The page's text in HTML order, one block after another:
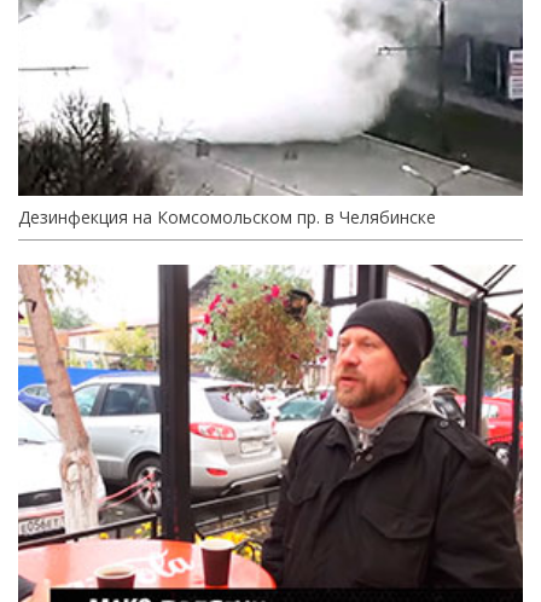
Дезинфекция на Комсомольском пр. в Челябинске